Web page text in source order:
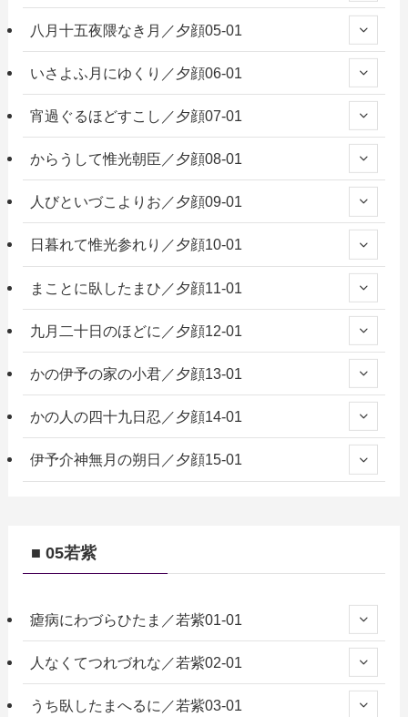
八月十五夜隈なき月／夕顔05-01
いさよふ月にゆくり／夕顔06-01
宵過ぐるほどすこし／夕顔07-01
からうして惟光朝臣／夕顔08-01
人びといづこよりお／夕顔09-01
日暮れて惟光参れり／夕顔10-01
まことに臥したまひ／夕顔11-01
九月二十日のほどに／夕顔12-01
かの伊予の家の小君／夕顔13-01
かの人の四十九日忍／夕顔14-01
伊予介神無月の朔日／夕顔15-01
■ 05若紫
瘧病にわづらひたま／若紫01-01
人なくてつれづれな／若紫02-01
うち臥したまへるに／若紫03-01